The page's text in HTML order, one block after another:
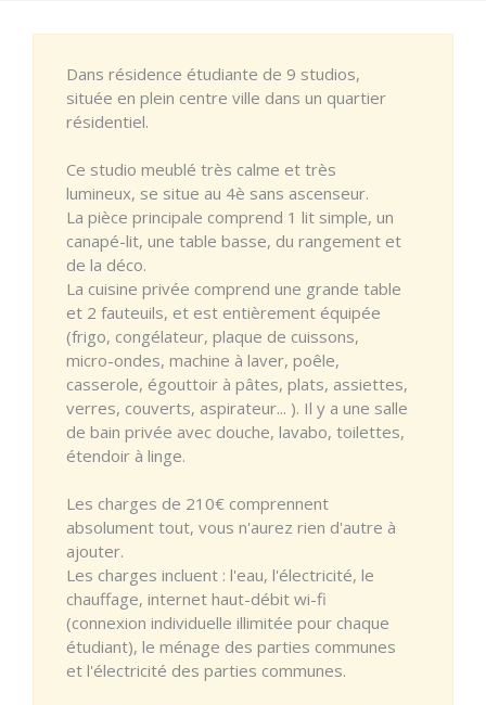
Dans résidence étudiante de 9 studios,
située en plein centre ville dans un quartier
résidentiel.
Ce studio meublé très calme et très
lumineux, se situe au 4è sans ascenseur.
La pièce principale comprend 1 lit simple, un
canapé-lit, une table basse, du rangement et
de la déco.
La cuisine privée comprend une grande table
et 2 fauteuils, et est entièrement équipée
(frigo, congélateur, plaque de cuissons,
micro-ondes, machine à laver, poêle,
casserole, égouttoir à pâtes, plats, assiettes,
verres, couverts, aspirateur... ). Il y a une salle
de bain privée avec douche, lavabo, toilettes,
étendoir à linge.
Les charges de 210€ comprennent
absolument tout, vous n'aurez rien d'autre à
ajouter.
Les charges incluent : l'eau, l'électricité, le
chauffage, internet haut-débit wi-fi
(connexion individuelle illimitée pour chaque
étudiant), le ménage des parties communes
et l'électricité des parties communes.